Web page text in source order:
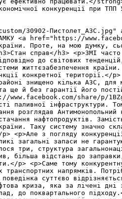
конкуренції при
30902-Пистолет_АЗС.jpg"
<a href="https://
Проте, на мою думку,
справ</h3> <p>ЗМІ
до світових
життєзабезпечення
конкретної території.</
знищено кілька АЗС, для
ще й без гарантії його
www.facebook.com/share/p/
паливної інфраструктури.
розглядав
нафтопродуктів.
Таку систему значно
<p>Але з погляду
загальні запаси не
три, структура
більша відстань до
p> <p>Саме тому
напрямків.
суттєво
криза, яка за лічені дні
до поквартального